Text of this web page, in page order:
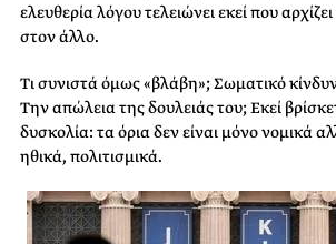
ελευθερία λόγου τελειώνει εκεί που
στον άλλο.
Τι συνιστά όμως «βλάβη»; Σωματικό
Την απώλεια της δουλειάς του; Εκεί
δυσκολία: τα όρια δεν είναι μόνο νομικά
ηθικά, πολιτισμικά.